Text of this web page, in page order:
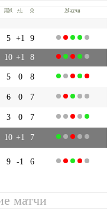
ПМ +|- О Матчи
5 +1
9
10 +1 8
5 0 8
6 0 7
3 0 7
10 +1 7
9 -1 6
матчи